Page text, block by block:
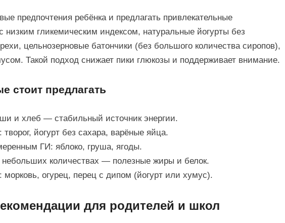
предпочтения ребёнка и предлагать привлекательные
низким гликемическим индексом, натуральные йогурты без
цельнозерновые батончики (без большого количества сиропов),
Такой подход снижает пики глюкозы и поддерживает внимание.
стоит предлагать
и хлеб — стабильный источник энергии.
йогурт без сахара, варёные яйца.
ГИ: яблоко, груша, ягоды.
количествах — полезные жиры и белок.
огурец, перец с дипом (йогурт или хумус).
для родителей и школ